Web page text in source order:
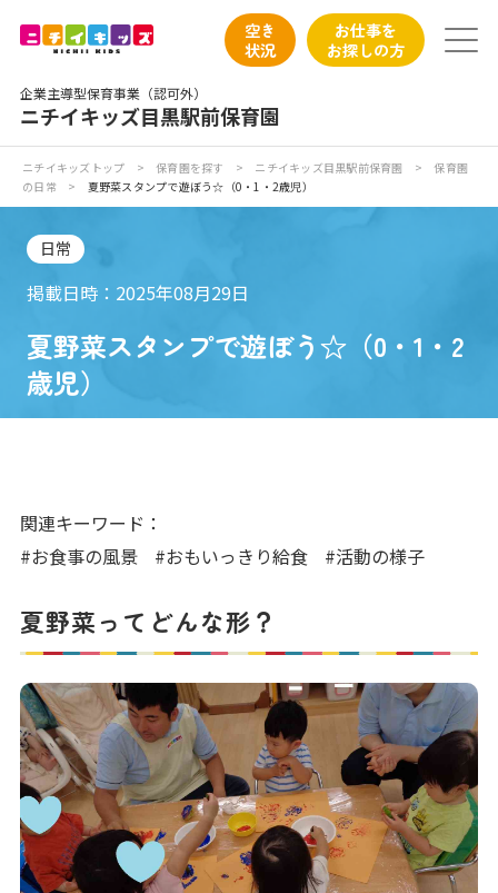
企業主導型保育事業（認可外）
ニチイキッズ目黒駅前保育園
空き
状況
お仕事を
お探しの方
ニチイが大切にしていること
お食事
入園の概要
写真販売サービス
各種書類
お仕事をお探しの方
よくあるご質問
保育園に関するお問い合わせ
プライバシーポリシー サイトのご利用について
サイトマップ ニチイ学館オフィシャルサイト
ニチイキッズトップ > 保育園を探す > ニチイキッズ目黒駅前保育園 >
保育園
の日常
> 夏野菜スタンプで遊ぼう☆（0・1・2歳児）
日常
掲載日時：2025年08月29日
夏野菜スタンプで遊ぼう☆（0・1・2
歳児）
関連キーワード：
#お食事の風景
#おもいっきり給食 #活動の様子
夏野菜ってどんな形？